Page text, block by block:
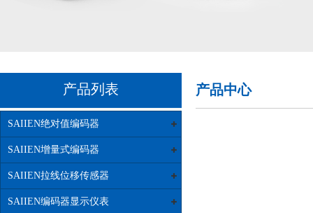
产品列表
SAIIEN绝对值编码器
SAIIEN增量式编码器
SAIIEN拉线位移传感器
SAIIEN编码器显示仪表
产品中心